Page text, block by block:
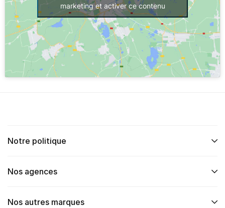
marketing et activer ce contenu
Notre politique
Nos agences
Nos autres marques